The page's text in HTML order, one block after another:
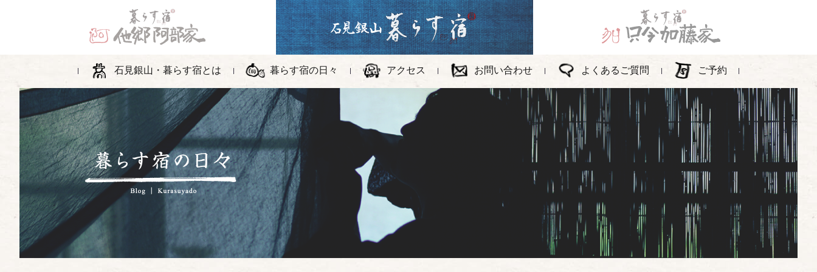
石見銀山・暮らす宿とは 暮らす宿の日々 アクセス お問い合わせ よくあるご質問 ご予約